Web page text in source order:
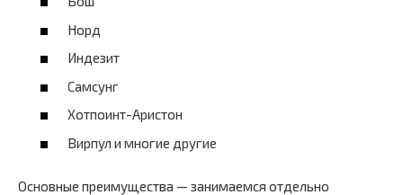
Норд
Индезит
Самсунг
Хотпоинт-Аристон
Вирпул и многие другие
Основные преимущества — занимаемся отдельно